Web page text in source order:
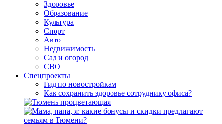
Здоровье
Образование
Культура
Спорт
Авто
Недвижимость
Сад и огород
СВО
Спецпроекты
Гид по новостройкам
Как сохранить здоровье сотруднику офиса?